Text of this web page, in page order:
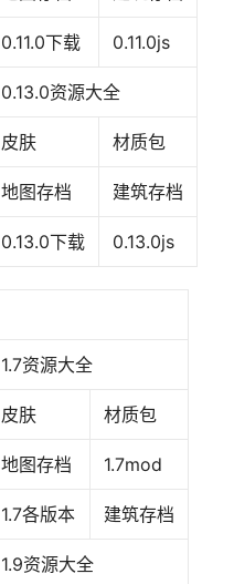
0.11.0下载 0.11.0js
0.13.0资源大全
皮肤 材质包
地图存档 建筑存档
0.13.0下载 ‍‍0.13.0js‍‍
1.7资源大全
皮肤 材质包
地图存档 1.7mod
1.7各版本 建筑存档
1.9资源大全